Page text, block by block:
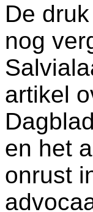
De
nog
artikel
en het
onrust